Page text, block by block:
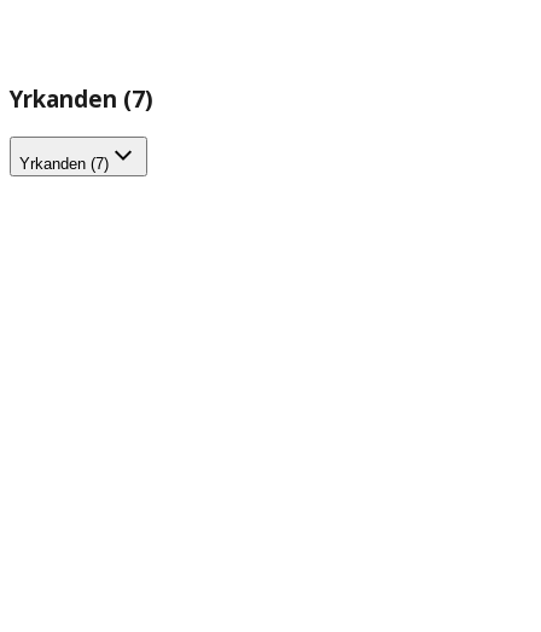
Yrkanden (7)
Yrkanden (7)